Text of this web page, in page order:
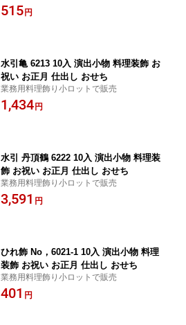
515 円
水引亀 6213 10入 演出小物 料理装飾 お
祝い お正月 仕出し おせち
業務用料理飾り小ロットで販売
1,434 円
水引 丹頂鶴 6222 10入 演出小物 料理装
飾 お祝い お正月 仕出し おせち
業務用料理飾り小ロットで販売
3,591 円
ひれ飾 No，6021-1 10入 演出小物 料理
装飾 お祝い お正月 仕出し おせち
業務用料理飾り小ロットで販売
401 円